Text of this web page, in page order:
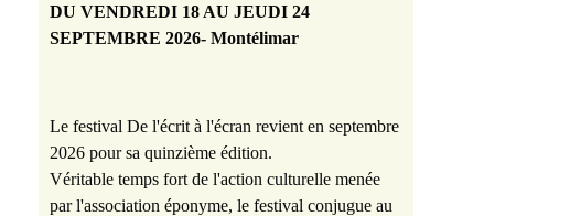
DU VENDREDI 18 AU JEUDI 24
SEPTEMBRE 2026- Montélimar
Le festival De l'écrit à l'écran revient en septembre
2026 pour sa quinzième édition.
Véritable temps fort de l'action culturelle menée
par l'association éponyme, le festival conjugue au